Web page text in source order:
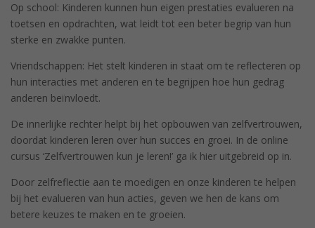
Op school: Kinderen kunnen hun eigen prestaties evalueren na
toetsen en opdrachten, wat leidt tot een beter begrip van hun
sterke en zwakke punten.
Vriendschappen: Het stelt kinderen in staat om te reflecteren op
hun interacties met anderen en te begrijpen hoe hun gedrag
anderen beïnvloedt.
De innerlijke rechter helpt bij het opbouwen van zelfvertrouwen,
doordat kinderen leren over hun succes en groei. In de online
cursus ‘Zelfvertrouwen kun je leren!’ ga ik hier uitgebreid op in.
Door zelfreflectie aan te moedigen en onze kinderen te helpen
bij het evalueren van hun acties, geven we hen de kans om
betere keuzes te maken en te groeien.